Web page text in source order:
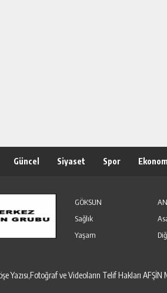
Güncel Siyaset Spor
GÖKSUN
Sağlık
Yaşam
Yazısı,Fotoğraf ve Videoların Telif Hakları